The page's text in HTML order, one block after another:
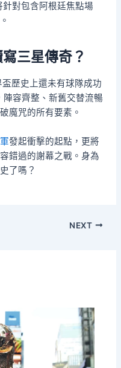
針對包含阿根廷焦點場
三星傳奇？
歷史上還未有球隊成功
容齊整、新舊交替流暢
魔咒的所有要素。
發起衝擊的起點，更將
錯過的謝幕之戰。身為
了嗎？
NEXT